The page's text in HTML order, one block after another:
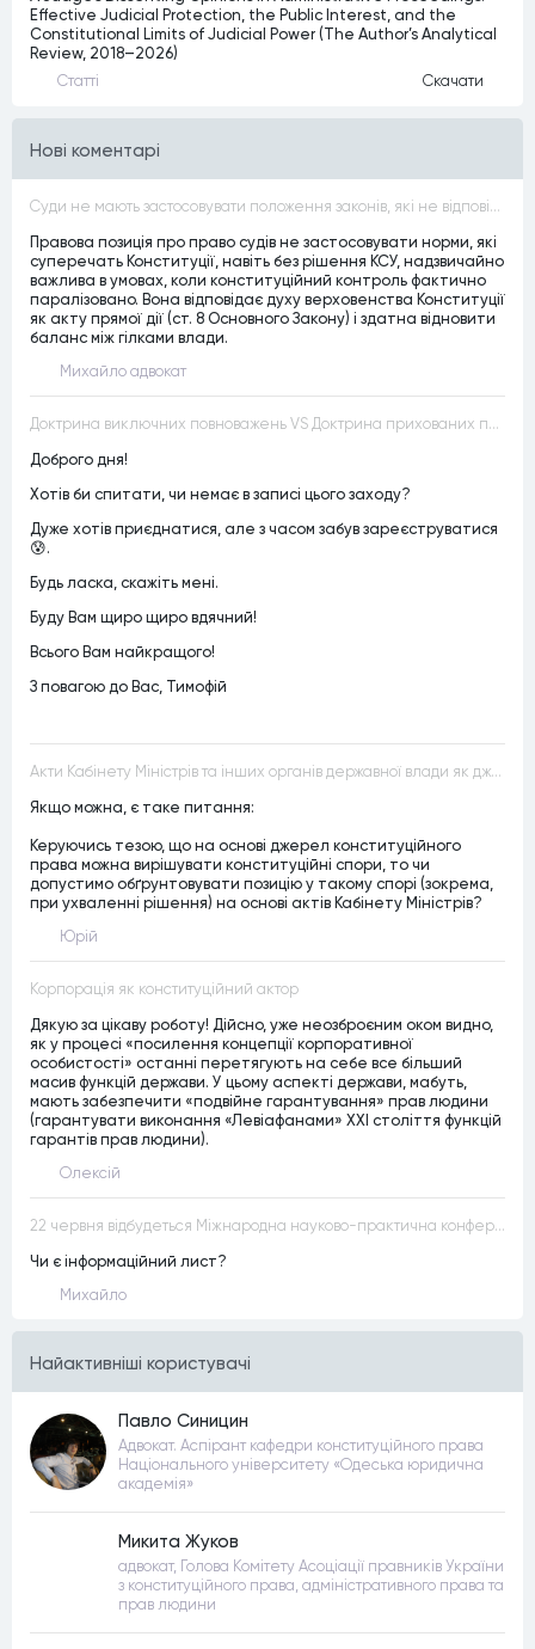
Effective Judicial Protection, the Public Interest, and the
Constitutional Limits of Judicial Power (The Author’s Analytical
Review, 2018–2026)
Статтi Скачати
Нові коментарі
Суди не мають застосовувати положення законів, які не відповідають Конституції, незалежно від того, чи визнавалися вони Конституційним Судом України неконституційними, тобто закони, що суперечать Конституції України не можуть застосовуватися навіть у випадках, коли вони є чинними
Правова позиція про право судів не застосовувати норми, які
суперечать Конституції, навіть без рішення КСУ, надзвичайно
важлива в умовах, коли конституційний контроль фактично
паралізовано. Вона відповідає духу верховенства Конституції
як акту прямої дії (ст. 8 Основного Закону) і здатна відновити
баланс між гілками влади.
Михайло адвокат
Доктрина виключних повноважень VS Доктрина прихованих повноважень
Доброго дня!
Хотів би спитати, чи немає в записі цього заходу?
Дуже хотів приєднатися, але з часом забув зареєструватися
😰.
Будь ласка, скажіть мені.
Буду Вам щиро щиро вдячний!
Всього Вам найкращого!
З повагою до Вас, Тимофій
Акти Кабінету Міністрів та інших органів державної влади як джерела конституційного права
Якщо можна, є таке питання:
Керуючись тезою, що на основі джерел конституційного
права можна вирішувати конституційні спори, то чи
допустимо обґрунтовувати позицію у такому спорі (зокрема,
при ухваленні рішення) на основі актів Кабінету Міністрів?
Юрій
Корпорація як конституційний актор
Дякую за цікаву роботу! Дійсно, уже неозброєним оком видно,
як у процесі «посилення концепції корпоративної
особистості» останні перетягують на себе все більший
масив функцій держави. У цьому аспекті держави, мабуть,
мають забезпечити «подвійне гарантування» прав людини
(гарантувати виконання «Левіафанами» ХХІ століття функцій
гарантів прав людини).
Олексій
22 червня відбудеться Міжнародна науково-практична конференція “Конституційна демократія в умовах загроз територіальній цілісності та національній безпеці”
Чи є інформаційний лист?
Михайло
Найактивнiшi користувачi
Павло Синицин
Адвокат. Аспірант кафедри конституційного права
Національного університету «Одеська юридична
академія»
Микита Жуков
адвокат, Голова Комітету Асоціації правників України
з конституційного права, адміністративного права та
прав людини